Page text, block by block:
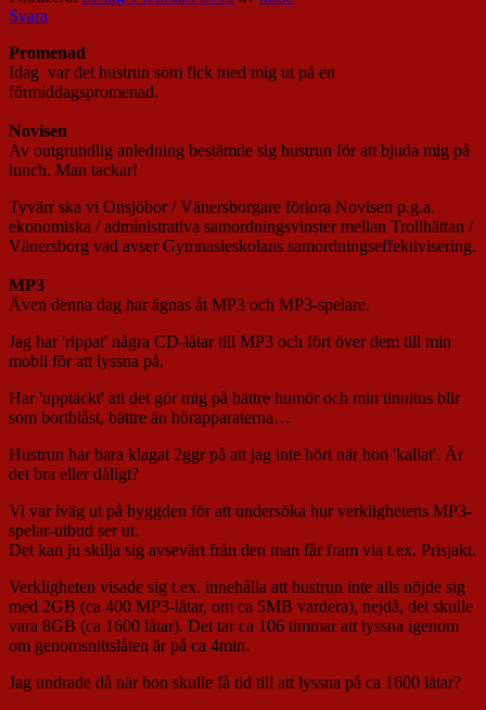
Svara
Promenad
Idag var det hustrun som fick med mig ut på en
förmiddagspromenad.
Novisen
Av outgrundlig anledning bestämde sig hustrun för att bjuda mig på
lunch. Man tackar!
Tyvärr ska vi Onsjöbor / Vänersborgare förlora Novisen p.g.a.
ekonomiska / administrativa samordningsvinster mellan Trollhättan /
Vänersborg vad avser Gymnasieskolans samordningseffektivisering.
MP3
Även denna dag har ägnas åt MP3 och MP3-spelare.
Jag har 'rippat' några CD-låtar till MP3 och fört över dem till min
mobil för att lyssna på.
Har 'upptäckt' att det gör mig på bättre humör och min tinnitus blir
som bortblåst, bättre än hörapparaterna…
Hustrun har bara klagat 2ggr på att jag inte hört när hon 'kallat'. Är
det bra eller dåligt?
Vi var iväg ut på byggden för att undersöka hur verklighetens MP3-
spelar-utbud ser ut.
Det kan ju skilja sig avsevärt från den man får fram via t.ex. Prisjakt.
Verkligheten visade sig t.ex. innehålla att hustrun inte alls nöjde sig
med 2GB (ca 400 MP3-låtar, om ca 5MB vardera), nejdå, det skulle
vara 8GB (ca 1600 låtar). Det tar ca 106 timmar att lyssna igenom
om genomsnittslåten är på ca 4min.
Jag undrade då när hon skulle få tid till att lyssna på ca 1600 låtar?